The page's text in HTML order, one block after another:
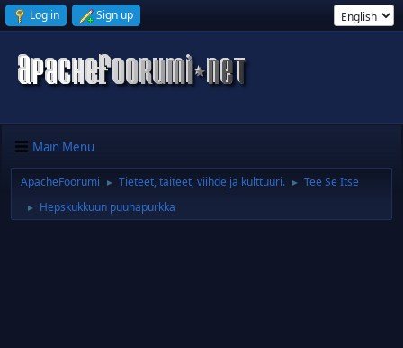
Log in Sign up
Main Menu
ApacheFoorumi ► Tieteet, taiteet, viihde ja kulttuuri. ► Tee Se Itse
► Hepskukkuun puuhapurkka